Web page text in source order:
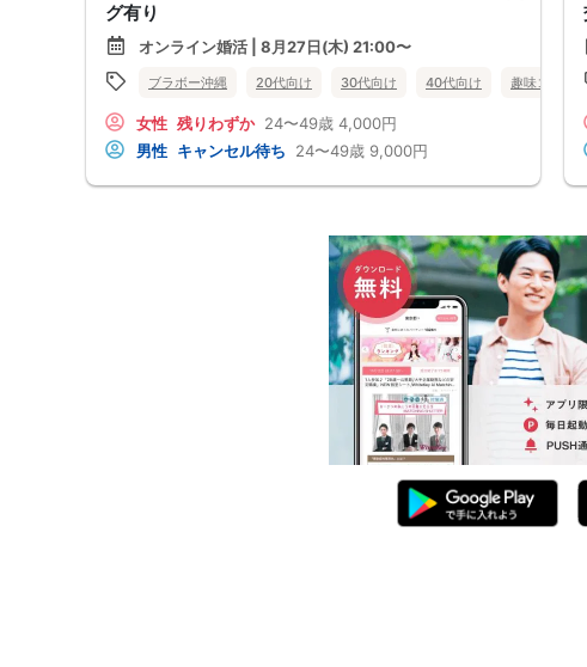
グ有り
オンライン婚活 | 8月27日(木) 21:00〜
ブラボー沖縄 20代向け 30代向け 40代向け 趣味コン
女性 残りわずか 24〜49歳 4,000円
男性 キャンセル待ち 24〜49歳 9,000円